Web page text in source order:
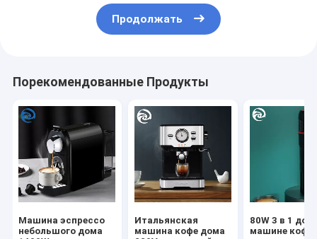
Продолжать
Порекомендованные Продукты
Машина эспрессо
небольшого дома
Итальянская
машина кофе дома
80W 3 в 1
машине кофе,